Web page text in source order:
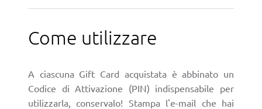
Come utilizzare
A ciascuna Gift Card acquistata è abbinato un
Codice di Attivazione (PIN) indispensabile per
utilizzarla, conservalo! Stampa l'e-mail che hai